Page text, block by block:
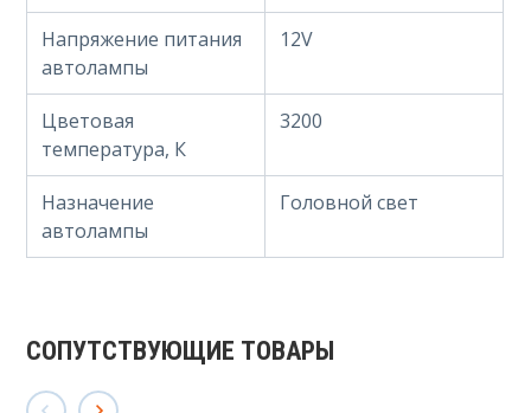
Напряжение питания
автолампы
12V
Цветовая
температура, К
3200
Назначение
автолампы
Головной свет
СОПУТСТВУЮЩИЕ ТОВАРЫ